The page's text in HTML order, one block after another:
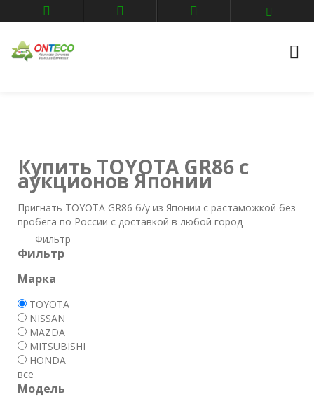
Главная
Авто аукционы
GR86
Купить TOYOTA GR86 с
аукционов Японии
Пригнать TOYOTA GR86 б/у из Японии с растаможкой без
пробега по России с доставкой в любой город
Фильтр
Фильтр
Марка
TOYOTA
NISSAN
MAZDA
MITSUBISHI
HONDA
все
Модель